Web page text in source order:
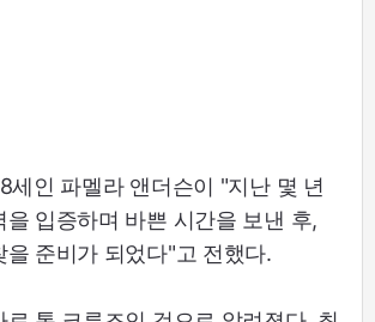
세인 파멜라 앤더슨이 "지난 몇 년
을 입증하며 바쁜 시간을 보낸 후,
을 준비가 되었다"고 전했다.